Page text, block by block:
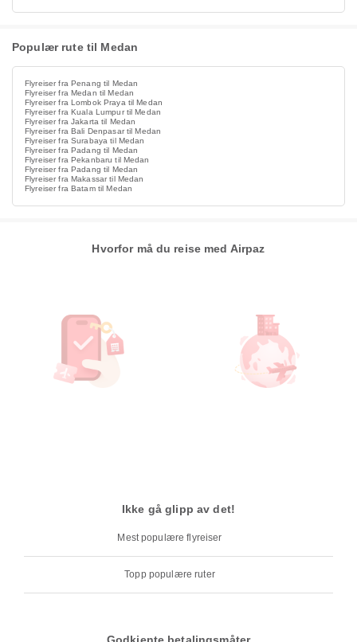
Populær rute til Medan
Flyreiser fra Penang til Medan
Flyreiser fra Medan til Medan
Flyreiser fra Lombok Praya til Medan
Flyreiser fra Kuala Lumpur til Medan
Flyreiser fra Jakarta til Medan
Flyreiser fra Bali Denpasar til Medan
Flyreiser fra Surabaya til Medan
Flyreiser fra Padang til Medan
Flyreiser fra Pekanbaru til Medan
Flyreiser fra Padang til Medan
Flyreiser fra Makassar til Medan
Flyreiser fra Batam til Medan
Hvorfor må du reise med Airpaz
Ikke gå glipp av det!
Mest populære flyreiser
Topp populære ruter